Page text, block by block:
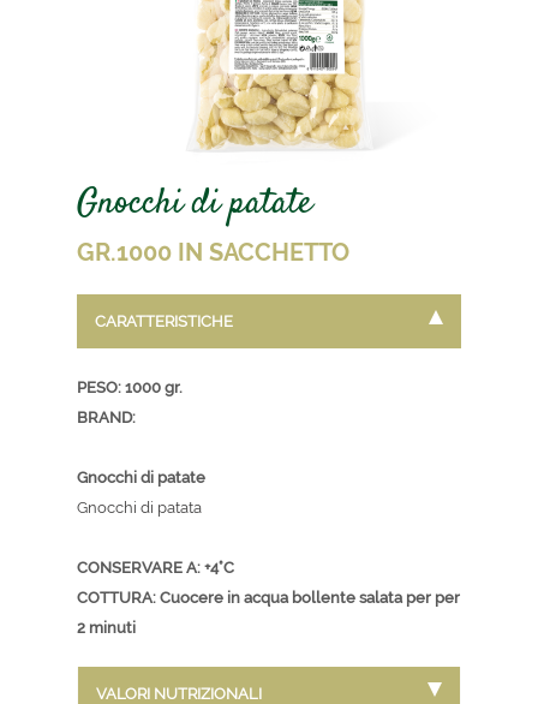
Gnocchi di patate
GR.1000 IN SACCHETTO
CARATTERISTICHE
PESO: 1000 gr.
BRAND:
Gnocchi di patate
Gnocchi di patata
CONSERVARE A: +4°C
COTTURA: Cuocere in acqua bollente salata per per
2 minuti
VALORI NUTRIZIONALI